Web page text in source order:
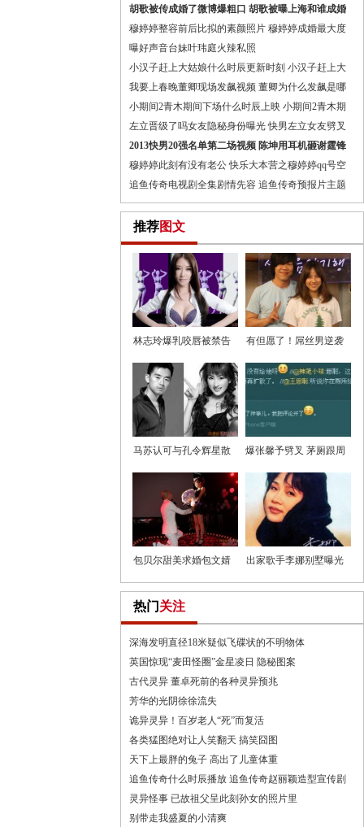
胡歌被传成婚了微博爆粗口 胡歌被曝上海和谁成婚
穆婷婷整容前后比拟的素颜照片 穆婷婷成婚最大度
曝好声音台妹叶玮庭火辣私照
小汉子赶上大姑娘什么时辰更新时刻 小汉子赶上大
我要上春晚董卿现场发飙视频 董卿为什么发飙是哪
小期间2青木期间下场什么时辰上映 小期间2青木期
左立晋级了吗女友隐秘身份曝光 快男左立女友劈叉
2013快男20强名单第二场视频 陈坤用耳机砸谢霆锋
穆婷婷此刻有没有老公 快乐大本营之穆婷婷qq号空
追鱼传奇电视剧全集剧情先容 追鱼传奇预报片主题
推荐图文
林志玲爆乳咬唇被禁告
白曝光
有但愿了！屌丝男逆袭
与女神
马苏认可与孔令辉星散
11年长
爆张馨予劈叉 茅厕跟周
杰伦X
包贝尔甜美求婚包文婧
包贝
出家歌手李娜别墅曝光
出家
热门 关注
深海发明直径18米疑似飞碟状的不明物体
英国惊现“麦田怪圈”金星凌日 隐秘图案
古代灵异 董卓死前的各种灵异预兆
芳华的光阴徐徐流失
诡异灵异！百岁老人“死”而复活
各类猛图绝对让人笑翻天 搞笑囧图
天下上最胖的兔子 高出了儿童体重
追鱼传奇什么时辰播放 追鱼传奇赵丽颖造型宣传剧
灵异怪事 已故祖父呈此刻孙女的照片里
别带走我盛夏的小清爽